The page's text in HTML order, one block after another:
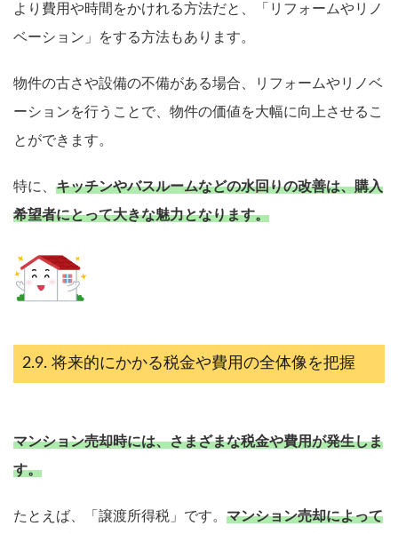
より費用や時間をかけれる方法だと、「リフォームやリノ
ベーション」をする方法もあります。
物件の古さや設備の不備がある場合、リフォームやリノベ
ーションを行うことで、物件の価値を大幅に向上させるこ
とができます。
特に、 キッチンやバスルームなどの水回りの改善は、購入
希望者にとって大きな魅力となります。
将来的にかかる税金や費用の全体像を把握
マンション売却時には、さまざまな税金や費用が発生しま
す。
たとえば、「譲渡所得税」です。 マンション売却によって